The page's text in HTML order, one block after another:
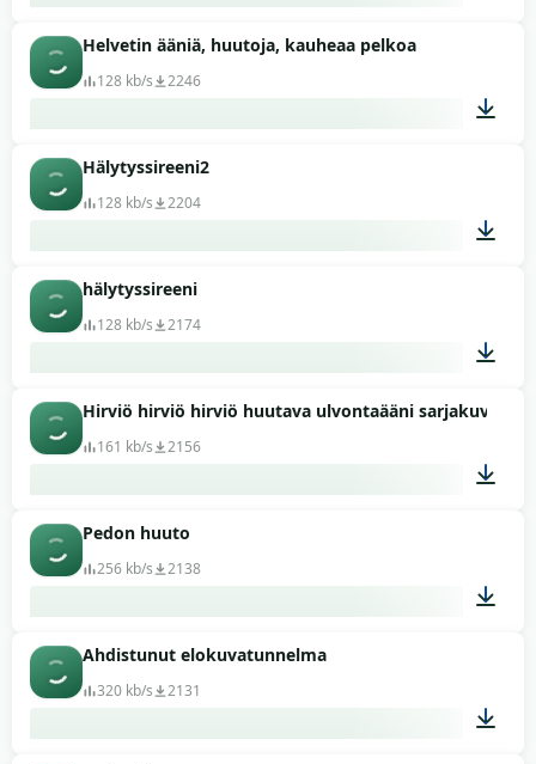
Helvetin ääniä, huutoja, kauheaa pelkoa
128 kb/s 2246
Hälytyssireeni2
128 kb/s 2204
hälytyssireeni
128 kb/s 2174
00:31
Hirviö hirviö hirviö huutava ulvontaääni sarjakuva
161 kb/s 2156
Pedon huuto
256 kb/s 2138
Ahdistunut elokuvatunnelma
320 kb/s 2131